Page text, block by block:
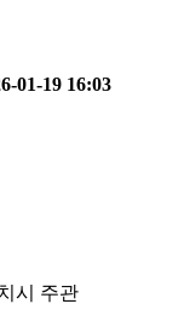
01-19 16:03
시 주관